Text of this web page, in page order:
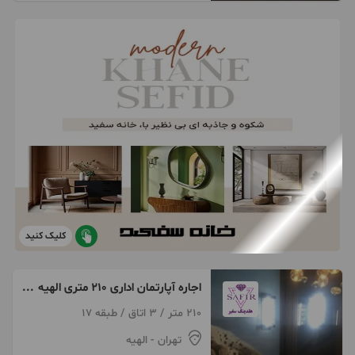
کلیک کنید
اجاره آپارتمان اداری 210 متری الهیه
مخصوص تمامی مشاغل210 متر / 3 اتاق / طبقه 17
تهران - الهیه